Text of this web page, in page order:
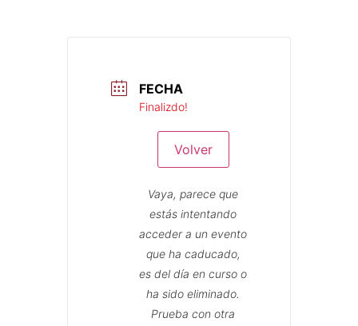
FECHA
Finalizdo!
Volver
Vaya, parece que
estás intentando
acceder a un evento
que ha caducado,
es del día en curso o
ha sido eliminado.
Prueba con otra